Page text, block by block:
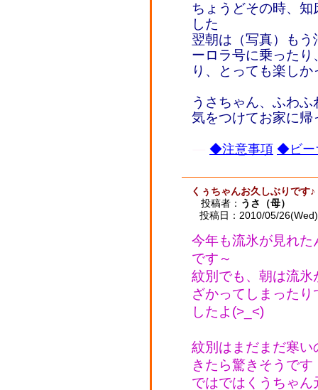
ちょうどその時、
した
翌朝は（写真）も
ーロラ号に乗った
り、とっても楽しか
うさちゃん、ふわ
気をつけてお家に帰
◆注意事項 ◆ビー
くぅちゃんお久しぶりです♪
投稿者： うさ（母）
投稿日：2010/05/
今年も流氷が見れ
です～
紋別でも、朝は流
ざかってしまった
したよ(>_<)
紋別はまだまだ寒
きたら驚きそうです
ではではくうちゃ